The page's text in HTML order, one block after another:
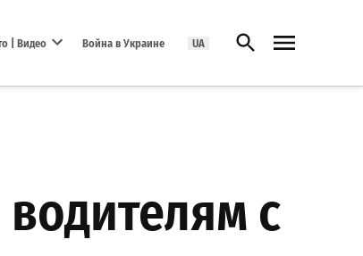
| Видео Война в Украине UA Открыть поиск
с